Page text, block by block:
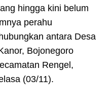
hingga kini belum
perahu
antara Desa
Bojonegoro
Rengel,
(03/11).